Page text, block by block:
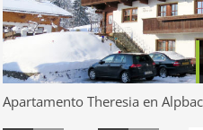
Apartamento Theresia en